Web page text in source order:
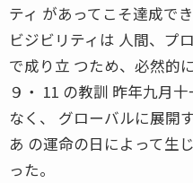
ティ があってこそ達成で
ビジビリティは 人間、プ
で成り立 つため、必然的
９・ 11 の教訓 昨年九月
なく、 グローバルに展開
あ の運命の日によって生
った。